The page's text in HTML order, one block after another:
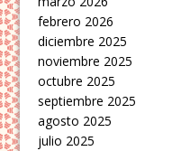
febrero 2026
diciembre 2025
noviembre 2025
octubre 2025
septiembre 2025
agosto 2025
julio 2025